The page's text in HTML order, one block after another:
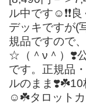
ル中です☺️❗️❗️
デッキですが(
規品ですので
☆（＾ν＾）❣️
です。正規品
ルのまま❣️☘️10
☺️☘️タロット